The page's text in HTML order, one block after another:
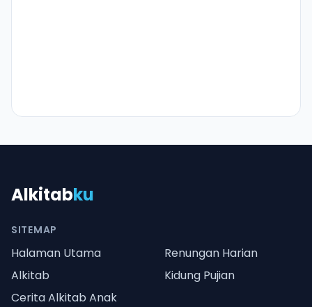
Alkitabku
SITEMAP
Halaman Utama
Renungan Harian
Alkitab
Kidung Pujian
Cerita Alkitab Anak